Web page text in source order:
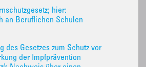
hier:
an Beruflichen Schulen
des Gesetzes zum Schutz vor
der Impfprävention